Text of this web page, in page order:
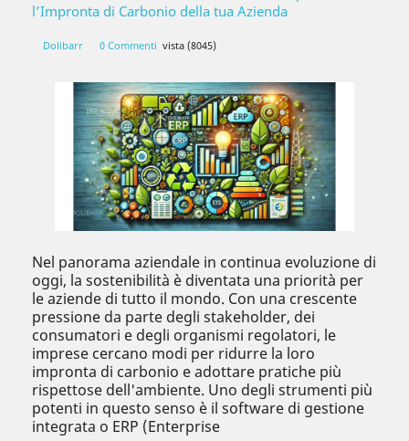
l’Impronta di Carbonio della tua Azienda
Dolibarr 0 Commenti vista (8045)
Nel panorama aziendale in continua evoluzione di
oggi, la sostenibilità è diventata una priorità per
le aziende di tutto il mondo. Con una crescente
pressione da parte degli stakeholder, dei
consumatori e degli organismi regolatori, le
imprese cercano modi per ridurre la loro
impronta di carbonio e adottare pratiche più
rispettose dell'ambiente. Uno degli strumenti più
potenti in questo senso è il software di gestione
integrata o ERP (Enterprise